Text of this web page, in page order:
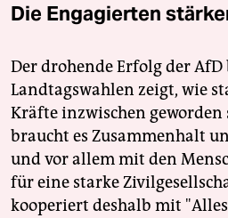
Die Engagierten
Der drohende Erfolg der
Landtagswahlen zeigt, wie
Kräfte inzwischen geworden
braucht es Zusammenhalt
und vor allem mit den
für eine starke
kooperiert deshalb mit